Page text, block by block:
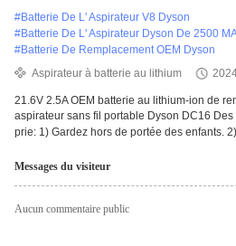
#Batterie De L' Aspirateur V8 Dyson
#Batterie De L' Aspirateur Dyson De 2500
#Batterie De Remplacement OEM Dyson
Aspirateur à batterie au lithium
21.6V 2.5A OEM batterie au lithium-ion de
aspirateur sans fil portable Dyson DC16
prie: 1) Gardez hors de portée des enfants.
Messages du visiteur
Aucun commentaire public